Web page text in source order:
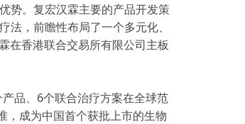
势。复宏汉霖主要的产品开发策
，前瞻性布局了一个多元化、
在香港联合交易所有限公司主板
品、6个联合治疗方案在全球范
，成为中国首个获批上市的生物